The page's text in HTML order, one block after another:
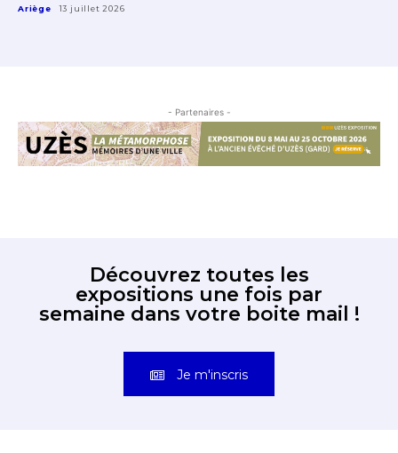
Ariège 13 juillet 2026
- Partenaires -
Découvrez toutes les
expositions une fois par
semaine dans votre boite mail !
Je m'inscris